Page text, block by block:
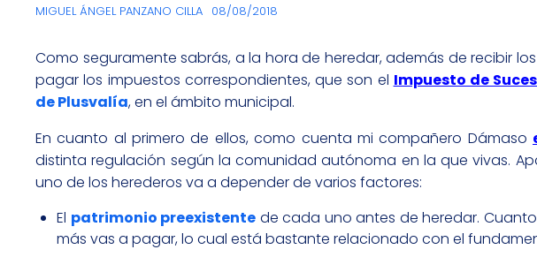
MIGUEL ÁNGEL PANZANO CILLA 08/08/2018
Como seguramente sabrás, a la hora de heredar, además de recibir
pagar los impuestos correspondientes, que son el Impuesto de
de Plusvalía, en el ámbito municipal.
En cuanto al primero de ellos, como cuenta mi compañero Dámaso
distinta regulación según la comunidad autónoma en la que vivas.
uno de los herederos va a depender de varios factores:
El patrimonio preexistente de cada uno antes de heredar.
más vas a pagar, lo cual está bastante relacionado con el